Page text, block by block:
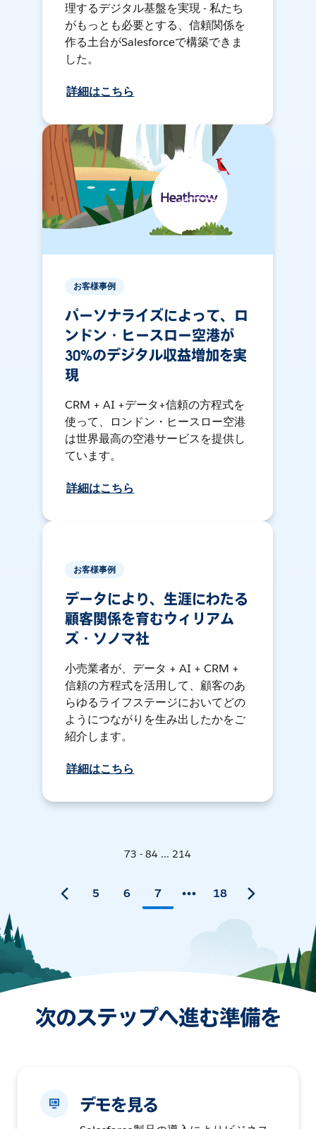
理するデジタル基盤を実現 - 私たち
がもっとも必要とする、信頼関係を
作る土台がSalesforceで構築できま
した。
詳細はこちら
お客様事例
パーソナライズによって、ロ
ンドン・ヒースロー空港が
30%のデジタル収益増加を実
現
CRM + AI +データ+信頼の方程式を
使って、ロンドン・ヒースロー空港
は世界最高の空港サービスを提供し
ています。
詳細はこちら
お客様事例
データにより、生涯にわたる
顧客関係を育むウィリアム
ズ・ソノマ社
小売業者が、データ + AI + CRM +
信頼の方程式を活用して、顧客のあ
らゆるライフステージにおいてどの
ようにつながりを生み出したかをご
紹介します。
詳細はこちら
73 - 84 ... 214
5 6 7 18
次のステップへ進む準備を
デモを見る